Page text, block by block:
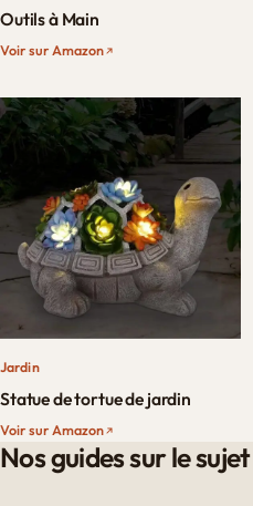
Outils à Main
Voir sur Amazon
Jardin
Statue de tortue de jardin
Voir sur Amazon
Nos guides sur le sujet